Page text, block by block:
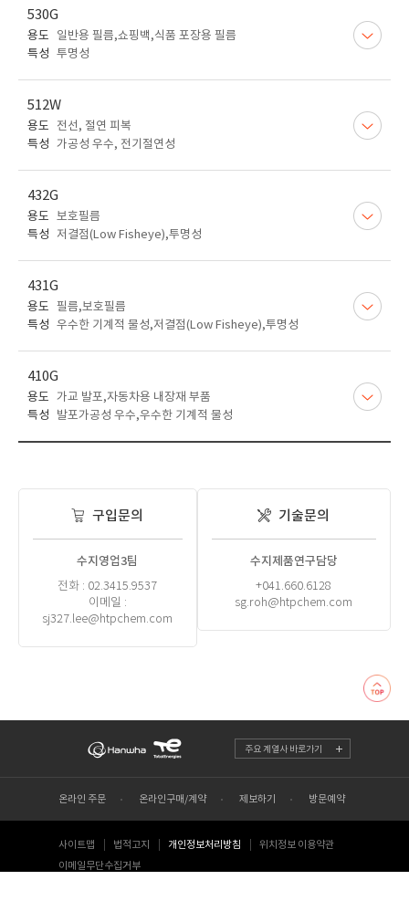
530G
용도
일반용 필름,쇼핑백,식품 포장용 필름
특성 투명성
512W
용도
전선, 절연 피복
특성 가공성 우수, 전기절연성
432G
용도 보호필름
특성
저결점(Low Fisheye),투명성
431G
용도 필름,보호필름
특성 우수한 기계적 물성,저결점(Low Fisheye),투명성
410G
용도 가교 발포,자동차용 내장재 부품
특성
발포가공성 우수,우수한 기계적 물성
구입문의
수지영업3팀
전화 : 02.3415.9537
이메일 :
sj327.lee@htpchem.com
기술문의
수지제품연구담당
+041.660.6128
sg.roh@htpchem.com
주요 계열사 바로가기
온라인 주문 온라인구매/계약 제보하기 방문예약
사이트맵 법적고지 개인정보처리방침
위치정보 이용약관
이메일무단수집거부